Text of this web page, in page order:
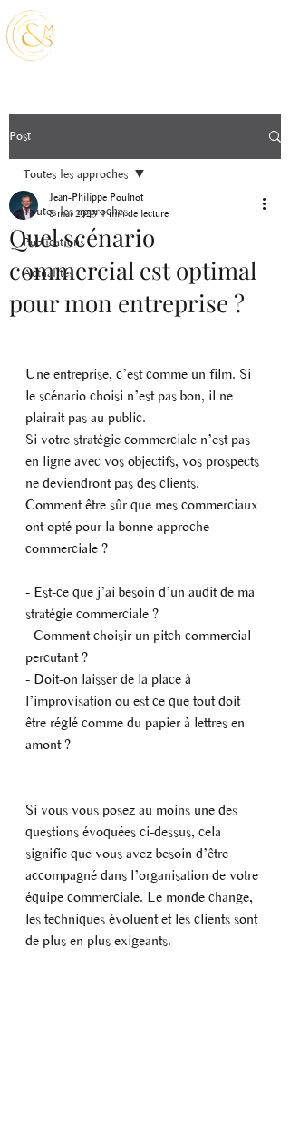
Post
Toutes les approches
Publications
Actualités
Toutes les approches
Quel scénario
commercial est optimal
pour mon entreprise ?
Jean-Philippe Poulnot
8 mai 2023 1 min de lecture
Une entreprise, c’est comme un film. Si
le scénario choisi n’est pas bon, il ne
plairait pas au public.
Si votre stratégie commerciale n’est pas
en ligne avec vos objectifs, vos prospects
ne deviendront pas des clients.
Comment être sûr que mes commerciaux
ont opté pour la bonne approche
commerciale ?
- Est-ce que j’ai besoin d’un audit de ma
stratégie commerciale ?
- Comment choisir un pitch commercial
percutant ?
- Doit-on laisser de la place à
l’improvisation ou est ce que tout doit
être réglé comme du papier à lettres en
amont ?
Si vous vous posez au moins une des
questions évoquées ci-dessus, cela
signifie que vous avez besoin d’être
accompagné dans l’organisation de votre
équipe commerciale. Le monde change,
les techniques évoluent et les clients sont
de plus en plus exigeants.